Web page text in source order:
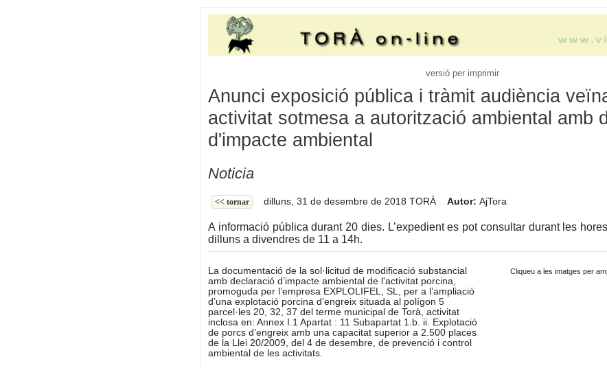
versió per imprimir
Anunci exposició pública i tràmit audiència
activitat sotmesa a autorització ambiental amb
d'impacte ambiental
Noticia
<< tornar dilluns, 31 de desembre de 2018TORÀ Autor: AjTora
A informació pública durant 20 dies. L’expedient es pot consultar durant les
dilluns a divendres de 11 a 14h.
Cliqueu a les imatges per
La documentació de la sol·licitud de modificació substancial
amb declaració d’impacte ambiental de l'activitat porcina,
promoguda per l’empresa EXPLOLIFEL, SL, per a l’ampliació
d’una explotació porcina d’engreix situada al polígon 5
parcel·les 20, 32, 37 del terme municipal de Torà, activitat
inclosa en: Annex I.1 Apartat : 11 Subapartat 1.b. ii. Explotació
de porcs d’engreix amb una capacitat superior a 2.500 places
de la Llei 20/2009, del 4 de desembre, de prevenció i control
ambiental de les activitats.